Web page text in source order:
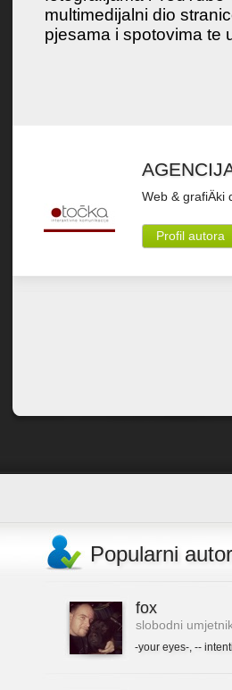
multimedijalni dio
pjesama i spotovima te
Web &
Profil autora
Popularni
fox
slobodni
-your eyes-, --